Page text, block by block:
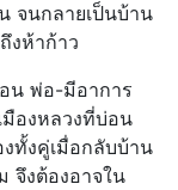
จนกลายเป็นบ้าน
งห้าก้าว
น พ่อ-มีอาการ
มืองหลวงที่บ่อน
ทั้งคู่เมื่อกลับบ้าน
จึงต้องอาจใน